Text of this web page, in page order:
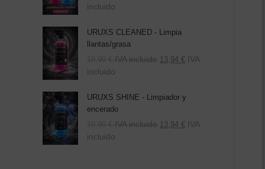
precio
era:
39,80 €.
precio
es:
24,90 €.
incluido
URUXS CLEANED - Limpia
llantas/grasa
19,90 € IVA incluido 13,94 € IVA
incluido
URUXS SHINE - Limpiador y
encerado
19,90 € IVA incluido 13,94 € IVA
incluido